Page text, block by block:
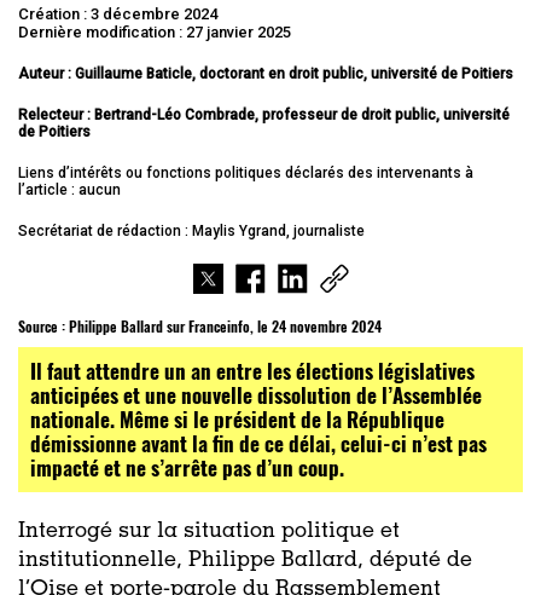
Création : 3 décembre 2024
Dernière modification : 27 janvier 2025
Auteur : Guillaume Baticle, doctorant en droit public, université de Poitiers
Relecteur : Bertrand-Léo Combrade, professeur de droit public, université
de Poitiers
Liens d’intérêts ou fonctions politiques déclarés des intervenants à
l’article : aucun
Secrétariat de rédaction : Maylis Ygrand, journaliste
Source :Philippe Ballard sur Franceinfo, le 24 novembre 2024
Il faut attendre un an entre les élections législatives
anticipées et une nouvelle dissolution de l’Assemblée
nationale. Même si le président de la République
démissionne avant la fin de ce délai, celui-ci n’est pas
impacté et ne s’arrête pas d’un coup.
Interrogé sur la situation politique et
institutionnelle, Philippe Ballard, député de
l’Oise et porte-parole du Rassemblement